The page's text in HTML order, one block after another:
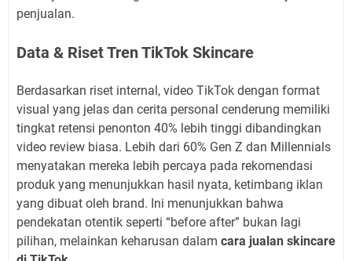
penjualan.
Data & Riset Tren TikTok Skincare
Berdasarkan riset internal, video TikTok dengan format
visual yang jelas dan cerita personal cenderung memiliki
tingkat retensi penonton 40% lebih tinggi dibandingkan
video review biasa. Lebih dari 60% Gen Z dan Millennials
menyatakan mereka lebih percaya pada rekomendasi
produk yang menunjukkan hasil nyata, ketimbang iklan
yang dibuat oleh brand. Ini menunjukkan bahwa
pendekatan otentik seperti “before after” bukan lagi
pilihan, melainkan keharusan dalam cara jualan skincare